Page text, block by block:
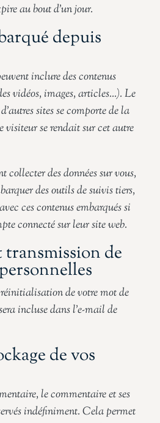
au bout d’un jour.
depuis
inclure des contenus
vidéos, images, articles…). Le
sites se comporte de la
visiteur se rendait sur cet autre
collecter des données sur vous,
des outils de suivis tiers,
ces contenus embarqués si
connecté sur leur site web.
de
de votre mot de
incluse dans l’e-mail de
de vos
le commentaire et ses
indéfiniment. Cela permet